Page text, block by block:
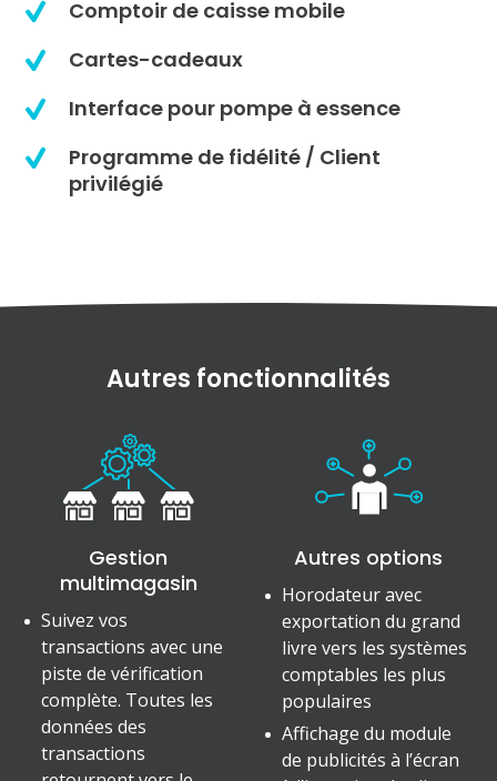
Comptoir de caisse mobile
Cartes-cadeaux
Interface pour pompe à essence
Programme de fidélité / Client
privilégié
Autres fonctionnalités
Gestion
multimagasin
Suivez vos
transactions avec une
piste de vérification
complète. Toutes les
données des
transactions
Autres options
Horodateur avec
exportation du grand
livre vers les systèmes
comptables les plus
populaires
Affichage du module
de publicités à l’écran